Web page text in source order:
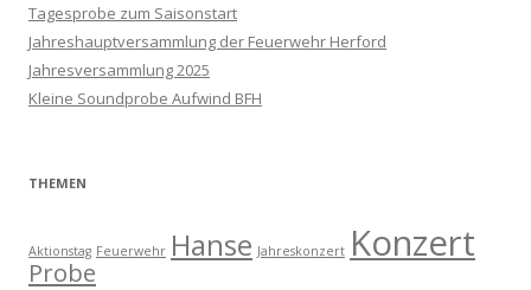
Tagesprobe zum Saisonstart
Jahreshauptversammlung der Feuerwehr Herford
Jahresversammlung 2025
Kleine Soundprobe Aufwind BFH
THEMEN
Aktionstag Feuerwehr Hanse Jahreskonzert Konzert
Probe